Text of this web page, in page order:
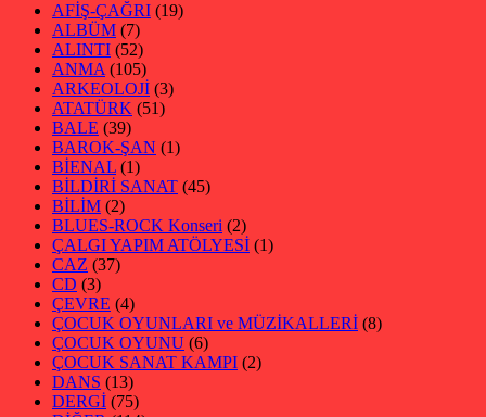
AFİŞ-ÇAĞRI (19)
ALBÜM (7)
ALINTI (52)
ANMA (105)
ARKEOLOJİ (3)
ATATÜRK (51)
BALE (39)
BAROK-ŞAN (1)
BİENAL (1)
BİLDİRİ SANAT (45)
BİLİM (2)
BLUES-ROCK Konseri (2)
ÇALGI YAPIM ATÖLYESİ (1)
CAZ (37)
CD (3)
ÇEVRE (4)
ÇOCUK OYUNLARI ve MÜZİKALLERİ (8)
ÇOCUK OYUNU (6)
ÇOCUK SANAT KAMPI (2)
DANS (13)
DERGİ (75)